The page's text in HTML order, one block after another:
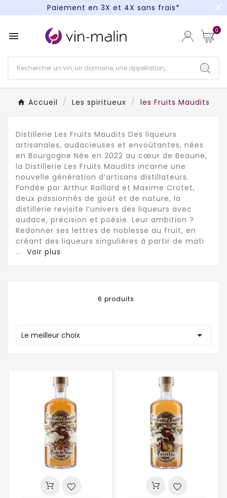
Paiement en 3X et 4X sans frais*
Paiement en 3X et 4X sans frais*
close
 0
Accueil Les spiritueux les Fruits Maudits
Distillerie Les Fruits Maudits Des liqueurs
artisanales, audacieuses et envoûtantes, nées
en Bourgogne Née en 2022 au cœur de Beaune,
la Distillerie Les Fruits Maudits incarne une
nouvelle génération d’artisans distillateurs.
Fondée par Arthur Raillard et Maxime Crotet,
deux passionnés de goût et de nature, la
distillerie revisite l’univers des liqueurs avec
audace, précision et poésie. Leur ambition ?
Redonner ses lettres de noblesse au fruit, en
créant des liqueurs singulières à partir de mati
... Voir plus
6 produits
Le meilleur choix 